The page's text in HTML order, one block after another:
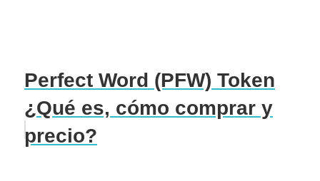
Perfect Word (PFW) Token
¿Qué es, cómo comprar y
precio?